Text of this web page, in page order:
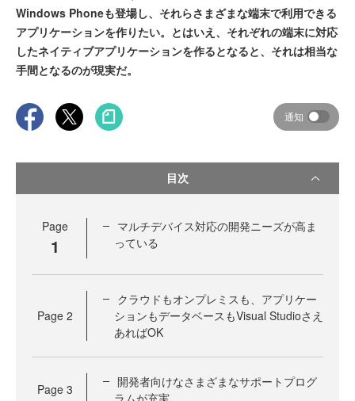
Windows Phoneも登場し、それらさまざまな端末で利用できる
アプリケーションを作りたい。とはいえ、それぞれの端末に対応
したネイティブアプリケーションを作るとなると、それは相当な
手間となるのが現実だ。
通知
目次
Page
1
マルチデバイス対応の開発ニーズが高ま
っている
Page 2
クラウドもオンプレミスも、アプリケー
ションもデータベースもVisual Studioさえ
あればOK
Page 3
開発者向けなさまざまなサポートプログ
ラムが充実